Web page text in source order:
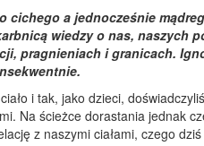
cichego a jednocześnie
wiedzy o nas, naszych
pragnieniach i granicach.
i tak, jako dzieci,
Na ścieżce dorastania jednak
z naszymi ciałami, czego dziś